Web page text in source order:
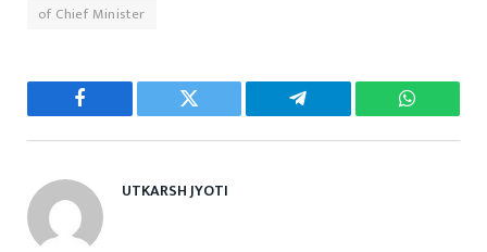
of Chief Minister
Facebook Twitter Telegram
UTKARSH JYOTI